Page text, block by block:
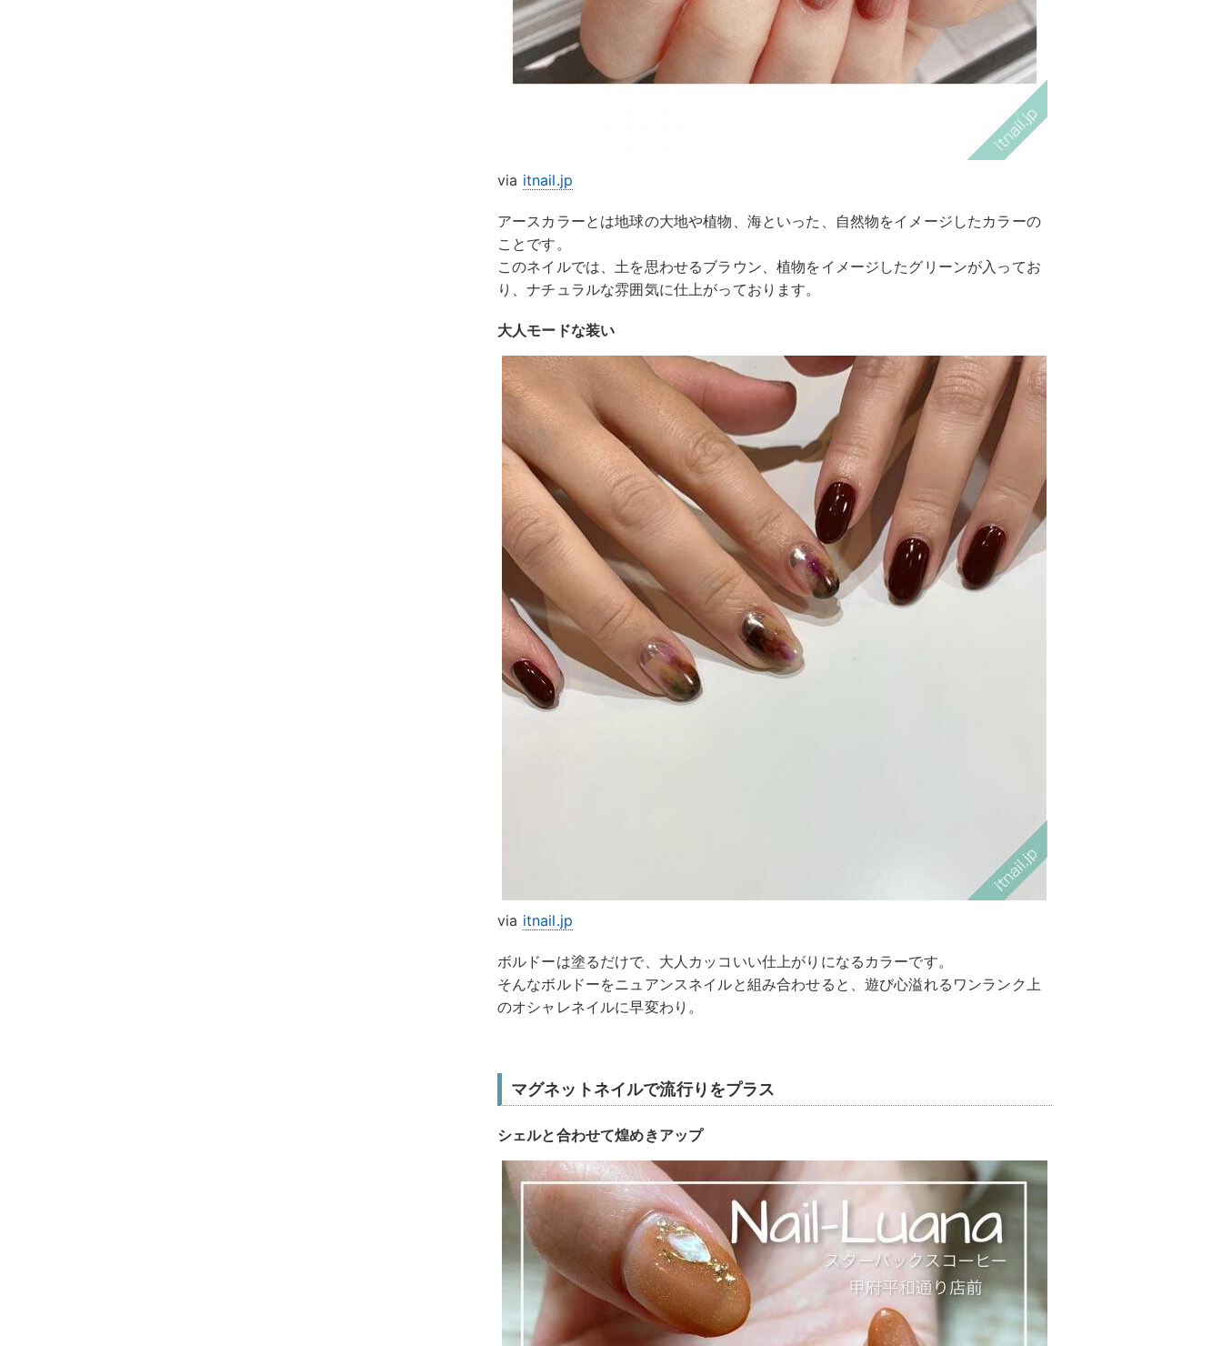
via itnail.jp
アースカラーとは地球の大地や植物、海といった、自然物をイメージしたカラーの
ことです。
このネイルでは、土を思わせるブラウン、植物をイメージしたグリーンが入ってお
り、ナチュラルな雰囲気に仕上がっております。
大人モードな装い
via itnail.jp
ボルドーは塗るだけで、大人カッコいい仕上がりになるカラーです。
そんなボルドーをニュアンスネイルと組み合わせると、遊び心溢れるワンランク上
のオシャレネイルに早変わり。
マグネットネイルで流行りをプラス
シェルと合わせて煌めきアップ